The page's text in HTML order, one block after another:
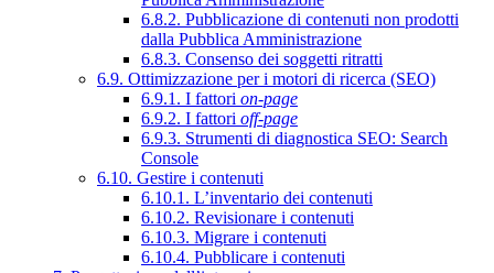
6.8.2. Pubblicazione di contenuti non prodotti
dalla Pubblica Amministrazione
6.8.3. Consenso dei soggetti ritratti
6.9. Ottimizzazione per i motori di ricerca (SEO)
6.9.1. I fattori on-page
6.9.2. I fattori off-page
6.9.3. Strumenti di diagnostica SEO: Search
Console
6.10. Gestire i contenuti
6.10.1. L’inventario dei contenuti
6.10.2. Revisionare i contenuti
6.10.3. Migrare i contenuti
6.10.4. Pubblicare i contenuti